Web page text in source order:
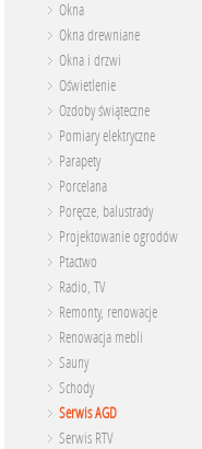
Okna
Okna drewniane
Okna i drzwi
Oświetlenie
Ozdoby świąteczne
Pomiary elektryczne
Parapety
Porcelana
Poręcze, balustrady
Projektowanie ogrodów
Ptactwo
Radio, TV
Remonty, renowacje
Renowacja mebli
Sauny
Schody
Serwis AGD
Serwis RTV